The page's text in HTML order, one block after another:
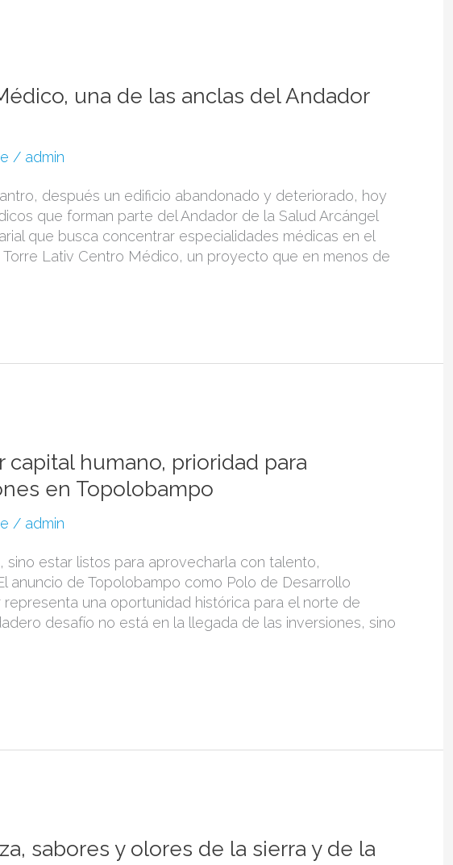
una de las anclas del Andador
/ admin
después un edificio abandonado y deteriorado, hoy
que forman parte del Andador de la Salud Arcángel
que busca concentrar especialidades médicas en el
Torre Lativ Centro Médico, un proyecto que en menos de
capital humano, prioridad para
en Topolobampo
/ admin
sino estar listos para aprovecharla con talento,
anuncio de Topolobampo como Polo de Desarrollo
una oportunidad histórica para el norte de
desafío no está en la llegada de las inversiones, sino
sabores y olores de la sierra y de la